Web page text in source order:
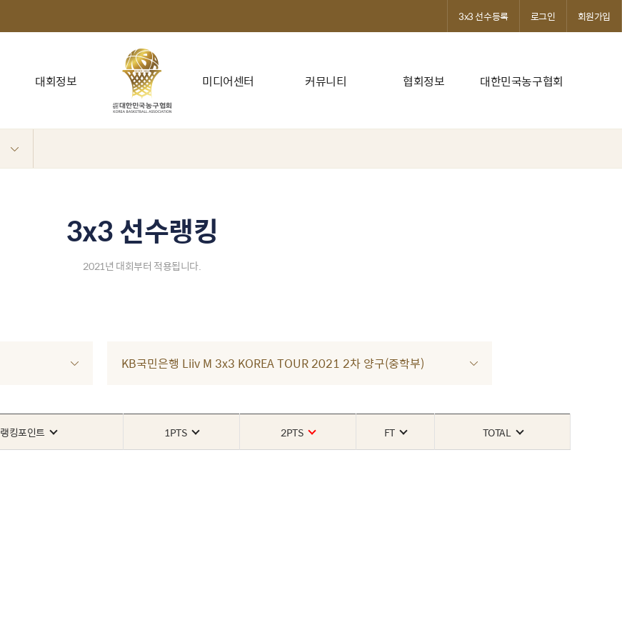
대회정보 미디어센터 커뮤니티 협회정보 대한민국농구협회
3x3 선수등록 로그인 회원가입
3x3 선수랭킹
2021년 대회부터 적용됩니다.
KB국민은행 Liiv M 3x3 KOREA TOUR 2021 2차 양구(중학부)
랭킹포인트 1PTS 2PTS FT TOTAL